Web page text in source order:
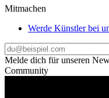
Mitmachen
Werde Künstler bei
Melde dich für unseren
Community